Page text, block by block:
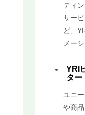
ティ
サー
ど、
メー
YRI
ター
ユニ
や商